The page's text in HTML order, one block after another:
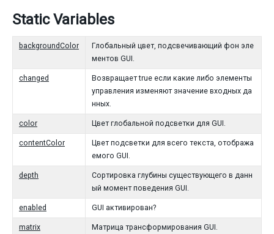
Static Variables
backgroundColor
Глобальный цвет, подсвечивающий фон эле
ментов GUI.
changed
Возвращает true если какие либо элементы
управления изменяют значение входных да
нных.
color Цвет глобальной подсветки для GUI.
contentColor
Цвет подсветки для всего текста, отобража
емого GUI.
depth
Сортировка глубины существующего в данн
ый момент поведения GUI.
enabled GUI активирован?
matrix Матрица трансформирования GUI.